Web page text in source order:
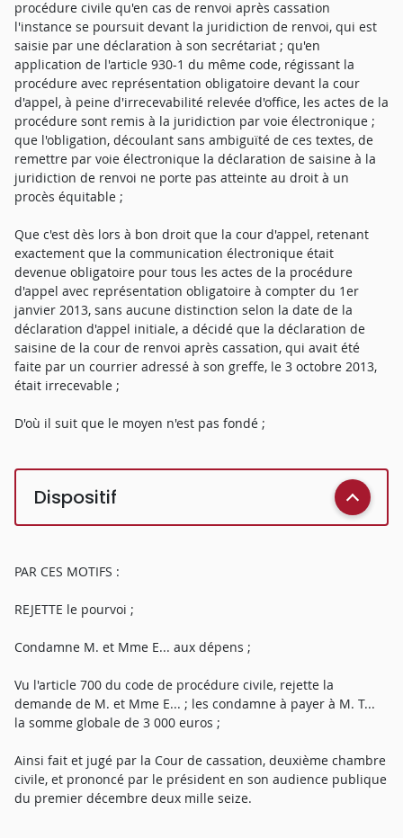
procédure civile qu'en cas de renvoi après cassation
l'instance se poursuit devant la juridiction de renvoi, qui est
saisie par une déclaration à son secrétariat ; qu'en
application de l'article 930-1 du même code, régissant la
procédure avec représentation obligatoire devant la cour
d'appel, à peine d'irrecevabilité relevée d'office, les actes de la
procédure sont remis à la juridiction par voie électronique ;
que l'obligation, découlant sans ambiguïté de ces textes, de
remettre par voie électronique la déclaration de saisine à la
juridiction de renvoi ne porte pas atteinte au droit à un
procès équitable ;
Que c'est dès lors à bon droit que la cour d'appel, retenant
exactement que la communication électronique était
devenue obligatoire pour tous les actes de la procédure
d'appel avec représentation obligatoire à compter du 1er
janvier 2013, sans aucune distinction selon la date de la
déclaration d'appel initiale, a décidé que la déclaration de
saisine de la cour de renvoi après cassation, qui avait été
faite par un courrier adressé à son greffe, le 3 octobre 2013,
était irrecevable ;
D'où il suit que le moyen n'est pas fondé ;
Dispositif
PAR CES MOTIFS :
REJETTE le pourvoi ;
Condamne M. et Mme E... aux dépens ;
Vu l'article 700 du code de procédure civile, rejette la
demande de M. et Mme E... ; les condamne à payer à M. T...
la somme globale de 3 000 euros ;
Ainsi fait et jugé par la Cour de cassation, deuxième chambre
civile, et prononcé par le président en son audience publique
du premier décembre deux mille seize.